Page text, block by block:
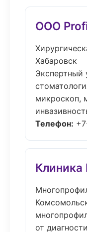
ООО
Хабаровск
Экспертный
микроскоп,
Телефон:
Клиника
от